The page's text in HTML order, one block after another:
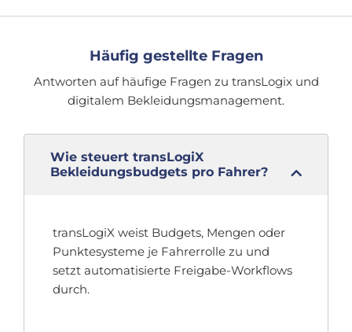
Häufig gestellte Fragen
Antworten auf häufige Fragen zu transLogix und
digitalem Bekleidungsmanagement.
Wie steuert transLogiX
Bekleidungsbudgets pro Fahrer?
transLogiX weist Budgets, Mengen oder
Punktesysteme je Fahrerrolle zu und
setzt automatisierte Freigabe-Workflows
durch.